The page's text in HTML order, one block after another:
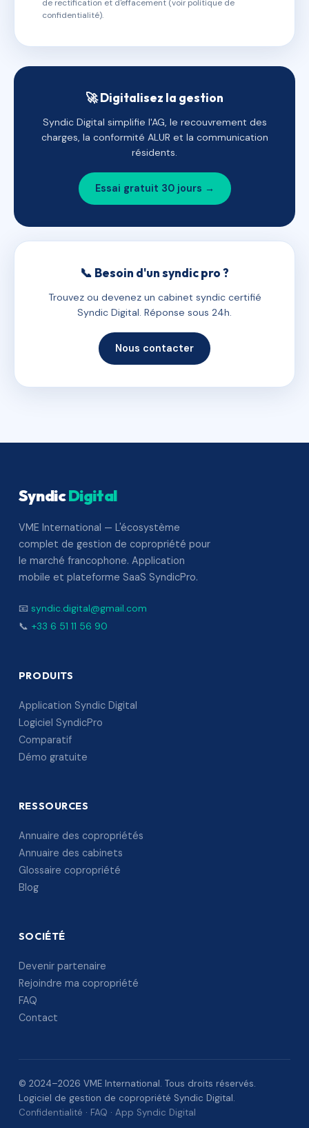
de rectification et d'effacement (voir politique de
confidentialité).
🚀 Digitalisez la gestion
Syndic Digital simplifie l'AG, le recouvrement des
charges, la conformité ALUR et la communication
résidents.
Essai gratuit 30 jours →
📞 Besoin d'un syndic pro ?
Trouvez ou devenez un cabinet syndic certifié
Syndic Digital. Réponse sous 24h.
Nous contacter
SyndicDigital
VME International — L'écosystème
complet de gestion de copropriété pour
le marché francophone. Application
mobile et plateforme SaaS SyndicPro.
📧 syndic.digital@gmail.com
📞 +33 6 51 11 56 90
PRODUITS
Application Syndic Digital
Logiciel SyndicPro
Comparatif
Démo gratuite
RESSOURCES
Annuaire des copropriétés
Annuaire des cabinets
Glossaire copropriété
Blog
SOCIÉTÉ
Devenir partenaire
Rejoindre ma copropriété
FAQ
Contact
© 2024–2026 VME International. Tous droits réservés.
Logiciel de gestion de copropriété Syndic Digital.
Confidentialité · FAQ · App Syndic Digital